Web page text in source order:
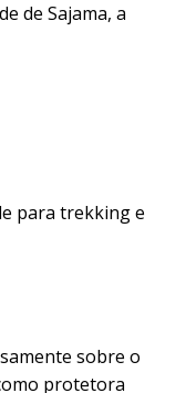
de Sajama, a
para trekking e
sobre o
protetora